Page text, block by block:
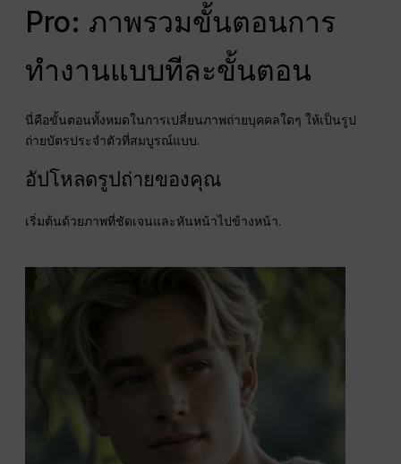
Pro: ภาพรวมขั้นตอนการ
ทำงานแบบทีละขั้นตอน
นี่คือขั้นตอนทั้งหมดในการเปลี่ยนภาพถ่ายบุคคลใดๆ ให้เป็นรูป
ถ่ายบัตรประจำตัวที่สมบูรณ์แบบ.
อัปโหลดรูปถ่ายของคุณ
เริ่มต้นด้วยภาพที่ชัดเจนและหันหน้าไปข้างหน้า.